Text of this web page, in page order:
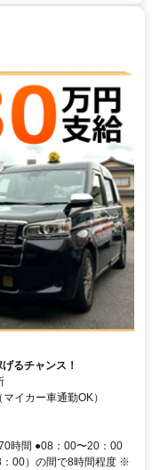
るチャンス！
イカー車通勤OK）
時間 ●08：00〜20：00
00）の間で8時間程度 ※